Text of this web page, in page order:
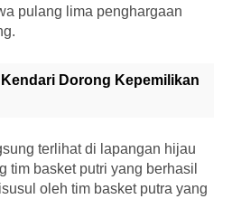
pulang lima penghargaan
Kendari Dorong Kepemilikan
terlihat di lapangan hijau
tim basket putri yang berhasil
oleh tim basket putra yang